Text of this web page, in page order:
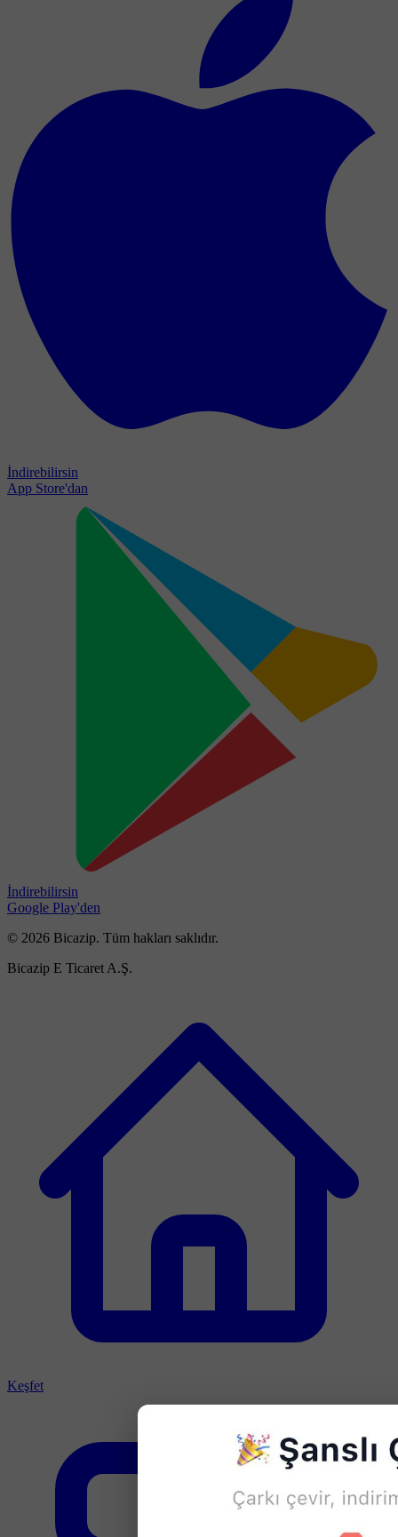
İndirebilirsin
App Store'dan
İndirebilirsin
Google Play'den
© 2026 Bicazip. Tüm hakları saklıdır.
Bicazip E Ticaret A.Ş.
Keşfet